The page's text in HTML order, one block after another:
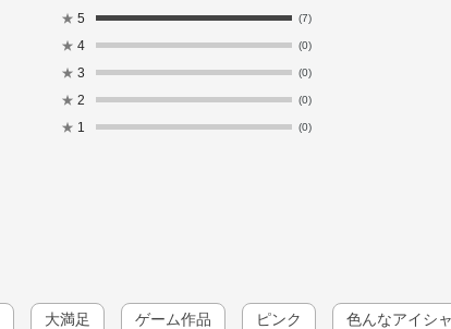
★ 5 (7)
★ 4 (0)
★ 3 (0)
★ 2 (0)
★ 1 (0)
大満足 ゲーム作品 ピンク 色んなアイシ